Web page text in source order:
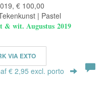
€ 100,00
| Pastel
& wit. Augustus 2019
VIA EXTO
€ 2,95 excl. porto